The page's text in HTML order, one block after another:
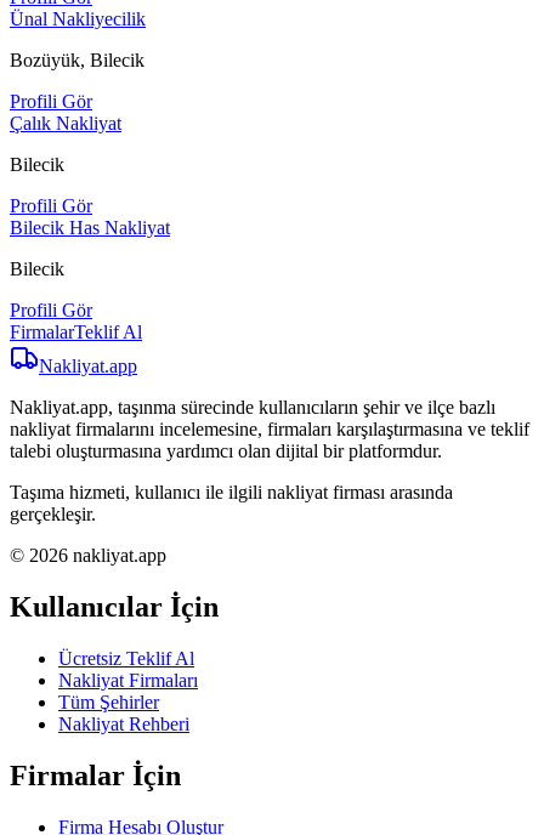
Ünal Nakliyecilik
Bozüyük, Bilecik
Profili Gör
Çalık Nakliyat
Bilecik
Profili Gör
Bilecik Has Nakliyat
Bilecik
Profili Gör
FirmalarTeklif Al
Nakliyat.app
Nakliyat.app, taşınma sürecinde kullanıcıların şehir ve ilçe bazlı
nakliyat firmalarını incelemesine, firmaları karşılaştırmasına ve teklif
talebi oluşturmasına yardımcı olan dijital bir platformdur.
Taşıma hizmeti, kullanıcı ile ilgili nakliyat firması arasında
gerçekleşir.
© 2026 nakliyat.app
Kullanıcılar İçin
Ücretsiz Teklif Al
Nakliyat Firmaları
Tüm Şehirler
Nakliyat Rehberi
Firmalar İçin
Firma Hesabı Oluştur